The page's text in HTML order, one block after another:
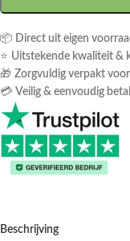
📦 Direct uit eigen
⭐ Uitstekende kwaliteit &
🎁 Zorgvuldig verpakt
💳 Veilig & eenvoudig
Beschrijving